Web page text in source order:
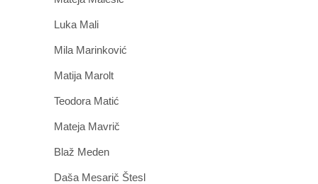
Luka Mali
Mila Marinković
Matija Marolt
Teodora Matić
Mateja Mavrič
Blaž Meden
Daša Mesarič Štesl